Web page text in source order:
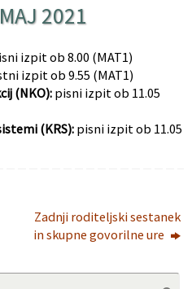
2021
izpit ob 8.00 (MAT1)
izpit ob 9.55 (MAT1)
(NKO): pisni izpit ob 11.05
(KRS): pisni izpit ob 11.05
Zadnji roditeljski sestanek
in skupne govorilne ure